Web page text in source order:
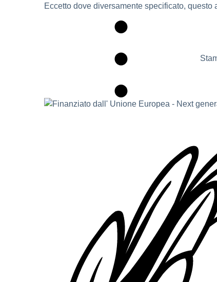
Eccetto dove diversamente specificato,